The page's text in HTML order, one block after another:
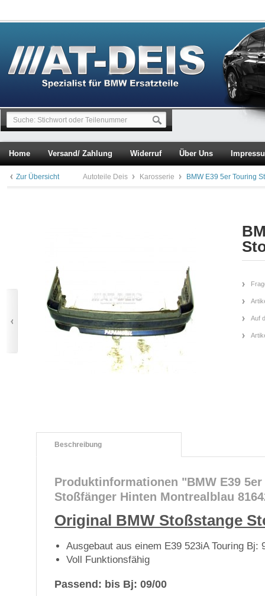
Home Versand/ Zahlung Widerruf Über Uns
Zur Übersicht Autoteile Deis Karosserie BMW E39 5er Touring
Auf
Beschreibung
Produktinformationen "BMW E39
Stoßfänger Hinten Montrealblau
Original BMW Stoßstange
Ausgebaut aus einem E39 523iA Touring Bj:
Voll Funktionsfähig
Passend: bis Bj: 09/00